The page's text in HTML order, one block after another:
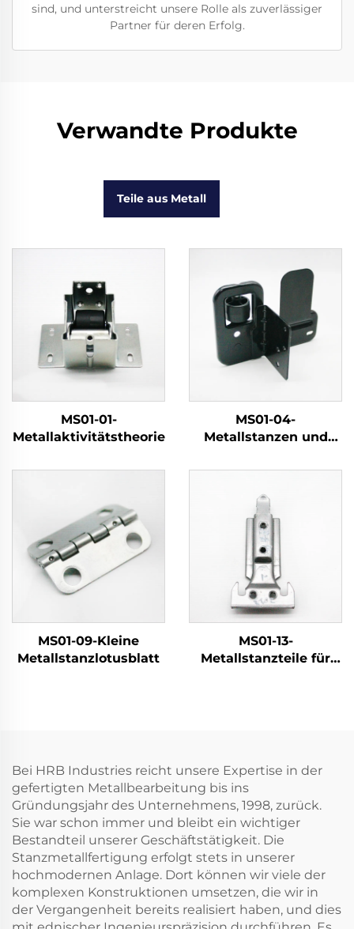
sind, und unterstreicht unsere Rolle als zuverlässiger
Partner für deren Erfolg.
Verwandte Produkte
Teile aus Metall
MS01-01-
Metallaktivitätstheorie
MS01-04-
Metallstanzen und
Riemenscheibe
MS01-09-Kleine
Metallstanzlotusblatt
MS01-13-
Metallstanzteile für
Bei HRB Industries reicht unsere Expertise in der
gefertigten Metallbearbeitung bis ins
Gründungsjahr des Unternehmens, 1998, zurück.
Sie war schon immer und bleibt ein wichtiger
Bestandteil unserer Geschäftstätigkeit. Die
Stanzmetallfertigung erfolgt stets in unserer
hochmodernen Anlage. Dort können wir viele der
komplexen Konstruktionen umsetzen, die wir in
der Vergangenheit bereits realisiert haben, und dies